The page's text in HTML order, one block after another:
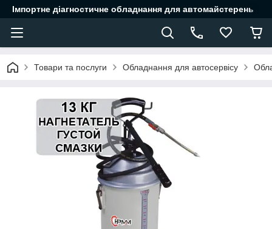
Імпортне діагностичне обладнання для автомайстерень
Товари та послуги Обладнання для автосервісу